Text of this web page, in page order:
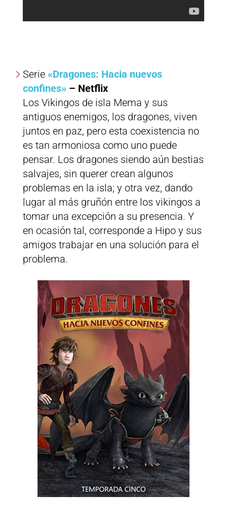
Serie «Dragones: Hacia nuevos
confines» – Netflix
Los Vikingos de isla Mema y sus
antiguos enemigos, los dragones, viven
juntos en paz, pero esta coexistencia no
es tan armoniosa como uno puede
pensar. Los dragones siendo aún bestias
salvajes, sin querer crean algunos
problemas en la isla; y otra vez, dando
lugar al más gruñón entre los vikingos a
tomar una excepción a su presencia. Y
en ocasión tal, corresponde a Hipo y sus
amigos trabajar en una solución para el
problema.